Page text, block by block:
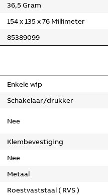
36,5 Gram
154 x 135 x 76 Millimeter
85389099
Enkele wip
Schakelaar/drukker
Nee
Klembevestiging
Nee
Metaal
Roestvaststaal ( RVS )